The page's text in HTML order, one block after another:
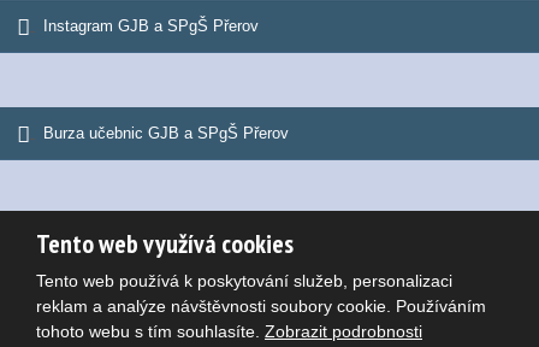
Instagram GJB a SPgŠ Přerov
Burza učebnic GJB a SPgŠ Přerov
Mapa stránek |Podmínky použití
VYROBILA
Tento web využívá cookies
Tento web používá k poskytování služeb, personalizaci
reklam a analýze návštěvnosti soubory cookie. Používáním
tohoto webu s tím souhlasíte. Zobrazit podrobnosti
Potřebujete poradit?